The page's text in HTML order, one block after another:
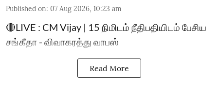
Published on: 07 Aug 2026, 10:23 am
🔴LIVE : CM Vijay | 15 நிமிடம் நீதிபதியிடம் பேசிய
சங்கீதா - விவாகரத்து வாபஸ்
Read More